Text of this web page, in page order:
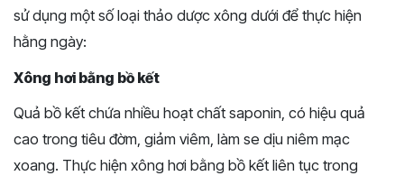
sử dụng một số loại thảo dược xông dưới để thực hiện
hằng ngày:
Xông hơi bằng bồ kết
Quả bồ kết chứa nhiều hoạt chất saponin, có hiệu quả
cao trong tiêu đờm, giảm viêm, làm se dịu niêm mạc
xoang. Thực hiện xông hơi bằng bồ kết liên tục trong